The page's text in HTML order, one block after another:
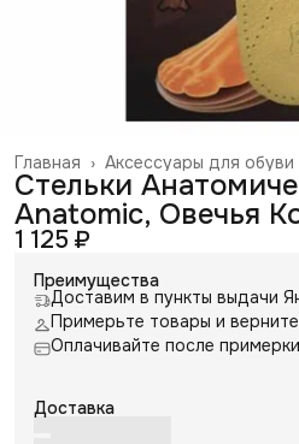
Аксессуары для обуви
Главная ›
Стельки
Anatomic, Овечья
1 125 ₽
Преимущества
Доставим в пункты выдачи
Примерьте товары и
Оплачивайте после примерки
Доставка